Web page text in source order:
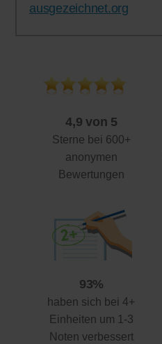
ausgezeichnet.org
4,9 von 5
Sterne bei 600+
anonymen
Bewertungen
93%
haben sich bei 4+
Einheiten um 1-3
Noten verbessert